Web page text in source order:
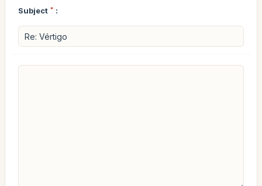
Subject * :